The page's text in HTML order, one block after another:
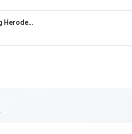
Herodes und seine Felsenburg Herodeion